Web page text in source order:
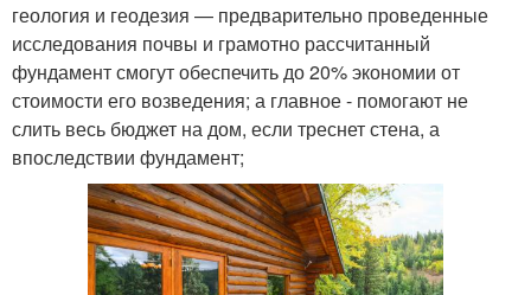
геология и геодезия — предварительно проведенные
исследования почвы и грамотно рассчитанный
фундамент смогут обеспечить до 20% экономии от
стоимости его возведения; а главное - помогают не
слить весь бюджет на дом, если треснет стена, а
впоследствии фундамент;